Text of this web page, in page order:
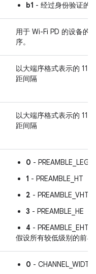
b1 - 经过身份验证的
用于 Wi-Fi PD 的设备的
序。
以大端序格式表示的
距间隔
以大端序格式表示的
距间隔
0 -
1 - PREAMBLE_HT
2 - PREAMBLE_VHT
3 - PREAMBLE_HE
4 - PREAMBLE_EHT
假设所有较低级别的前
0 -